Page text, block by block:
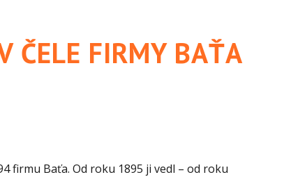
ČELE FIRMY BAŤA
firmu Baťa. Od roku 1895 ji vedl – od roku